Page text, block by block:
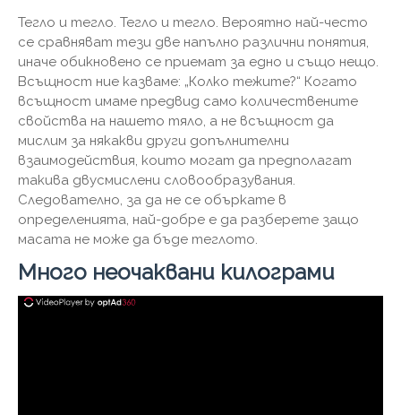
Тегло и тегло. Тегло и тегло. Вероятно най-често
се сравняват тези две напълно различни понятия,
иначе обикновено се приемат за едно и също нещо.
Всъщност ние казваме: „Колко тежите?“ Когато
всъщност имаме предвид само количествените
свойства на нашето тяло, а не всъщност да
мислим за някакви други допълнителни
взаимодействия, които могат да предполагат
такива двусмислени словообразувания.
Следователно, за да не се объркате в
определенията, най-добре е да разберете защо
масата не може да бъде теглото.
Много неочаквани килограми